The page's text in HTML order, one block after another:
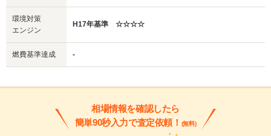
環境対策
エンジン
H17年基準 ☆☆☆☆
燃費基準達成 -
相場情報を確認したら
簡単90秒入力で査定依頼！ (無料)